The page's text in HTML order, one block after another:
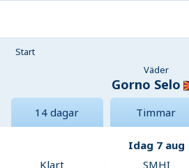
Start
Väder
Gorno Selo
14 dagar Timmar
Idag 7 aug
Klart
SMHI